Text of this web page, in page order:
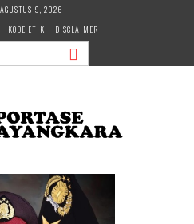
9, 2026
KODE ETIK DISCLAIMER